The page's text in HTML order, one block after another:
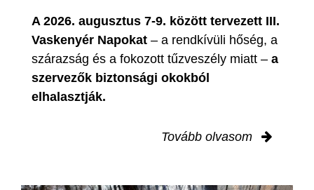
A 2026. augusztus 7-9. között tervezett III.
Vaskenyér Napokat – a rendkívüli hőség, a
szárazság és a fokozott tűzveszély miatt – a
szervezők biztonsági okokból
elhalasztják.
Tovább olvasom